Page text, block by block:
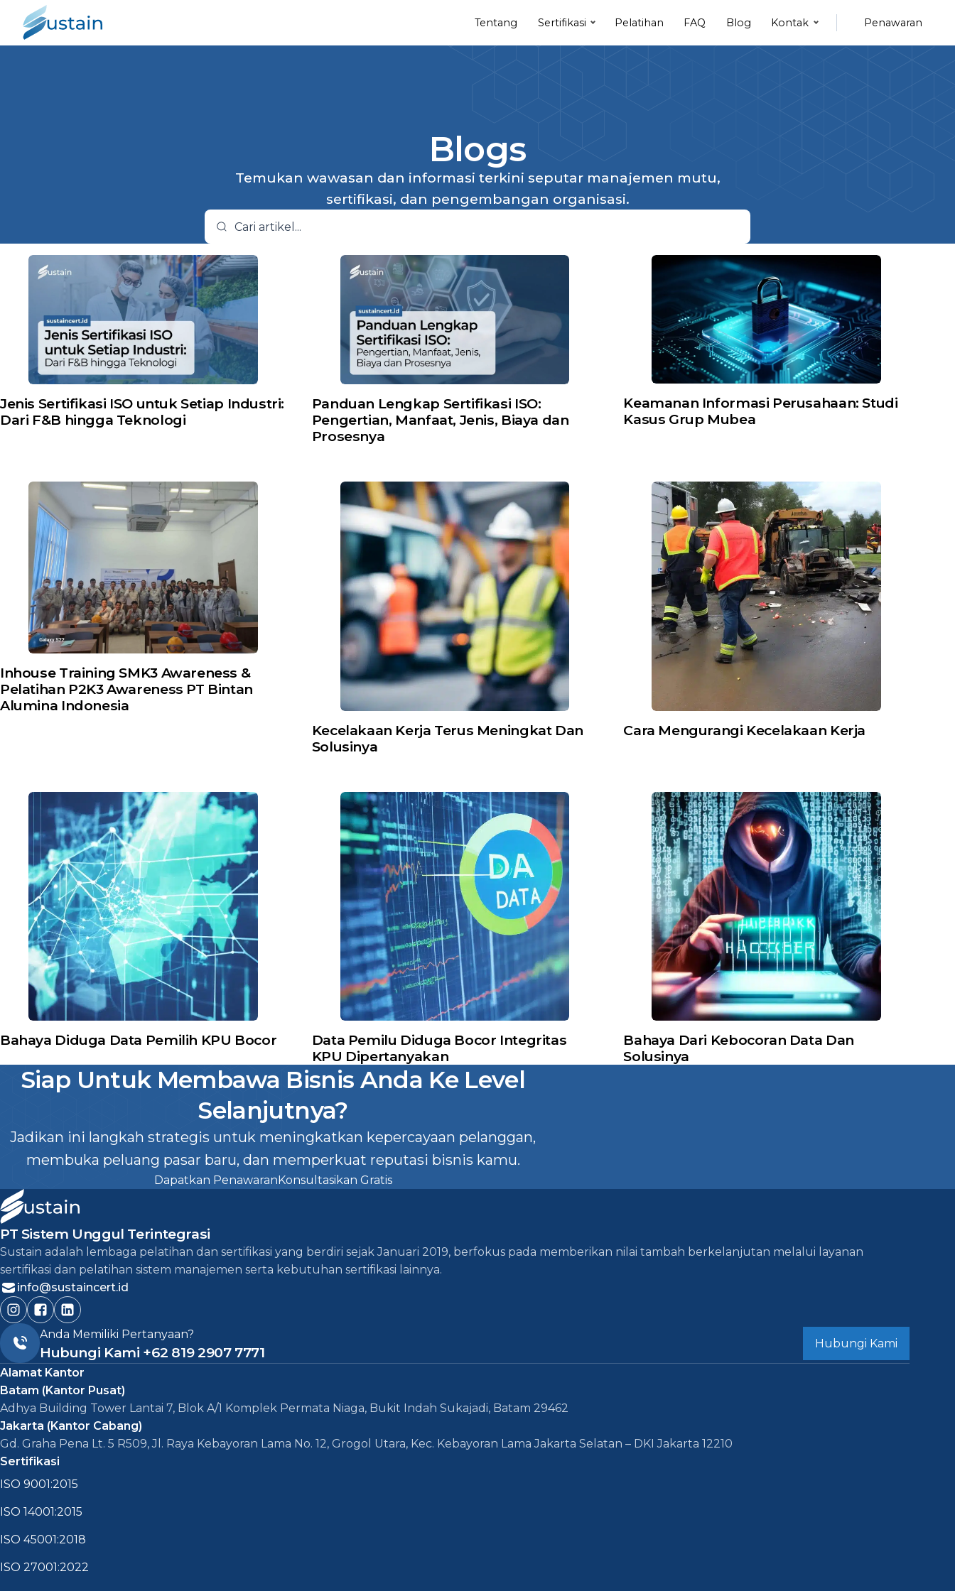
Tentang Sertifikasi Pelatihan FAQ Blog Kontak Penawaran
Blogs
Temukan wawasan dan informasi terkini seputar manajemen mutu,
sertifikasi, dan pengembangan organisasi.
Jenis Sertifikasi ISO untuk Setiap Industri:
Dari F&B hingga Teknologi
Panduan Lengkap Sertifikasi ISO:
Pengertian, Manfaat, Jenis, Biaya dan
Prosesnya
Keamanan Informasi Perusahaan: Studi
Kasus Grup Mubea
Inhouse Training SMK3 Awareness &
Pelatihan P2K3 Awareness PT Bintan
Alumina Indonesia
Kecelakaan Kerja Terus Meningkat Dan
Solusinya
Cara Mengurangi Kecelakaan Kerja
Bahaya Diduga Data Pemilih KPU Bocor
Data Pemilu Diduga Bocor Integritas
KPU Dipertanyakan
Bahaya Dari Kebocoran Data Dan
Solusinya
Siap Untuk Membawa Bisnis Anda Ke Level
Selanjutnya?
Jadikan ini langkah strategis untuk meningkatkan kepercayaan pelanggan,
membuka peluang pasar baru, dan memperkuat reputasi bisnis kamu.
Dapatkan Penawaran Konsultasikan Gratis
PT Sistem Unggul Terintegrasi
Sustain adalah lembaga pelatihan dan sertifikasi yang berdiri sejak Januari 2019, berfokus pada memberikan nilai tambah berkelanjutan melalui layanan
sertifikasi dan pelatihan sistem manajemen serta kebutuhan sertifikasi lainnya.
info@sustaincert.id
Anda Memiliki Pertanyaan?
Hubungi Kami +62 819 2907 7771
Hubungi Kami
Alamat Kantor
Batam (Kantor Pusat)
Adhya Building Tower Lantai 7, Blok A/1 Komplek Permata Niaga, Bukit Indah Sukajadi, Batam 29462
Jakarta (Kantor Cabang)
Gd. Graha Pena Lt. 5 R509, Jl. Raya Kebayoran Lama No. 12, Grogol Utara, Kec. Kebayoran Lama Jakarta Selatan – DKI Jakarta 12210
Sertifikasi
ISO 9001:2015
ISO 14001:2015
ISO 45001:2018
ISO 27001:2022